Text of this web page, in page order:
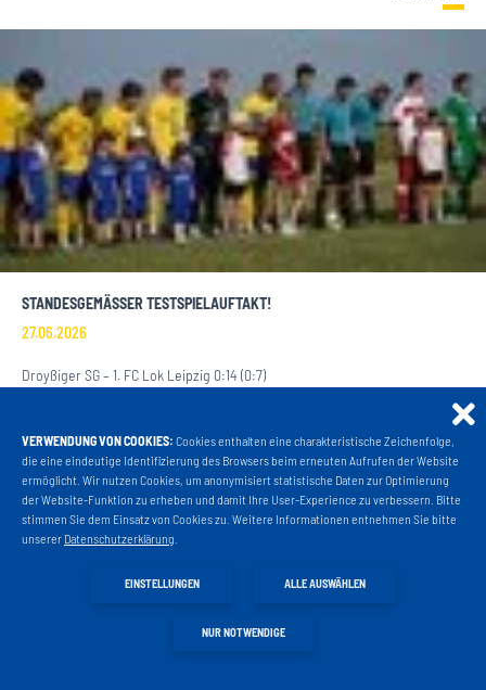
STANDESGEMÄSSER TESTSPIELAUFTAKT!
27.06.2026
Droyßiger SG – 1. FC Lok Leipzig 0:14 (0:7)
WEITERLESEN
Projekt Liga 3
Fanshop
VERWENDUNG VON COOKIES: Cookies enthalten eine charakteristische Zeichenfolge,
die eine eindeutige Identifizierung des Browsers beim erneuten Aufrufen der Website
ermöglicht. Wir nutzen Cookies, um anonymisiert statistische Daten zur Optimierung
der Website-Funktion zu erheben und damit Ihre User-Experience zu verbessern. Bitte
stimmen Sie dem Einsatz von Cookies zu. Weitere Informationen entnehmen Sie bitte
unserer Datenschutzerklärung
EINSTELLUNGEN ALLE AUSWÄHLEN
NUR NOTWENDIGE